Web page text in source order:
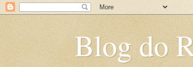
Blog do